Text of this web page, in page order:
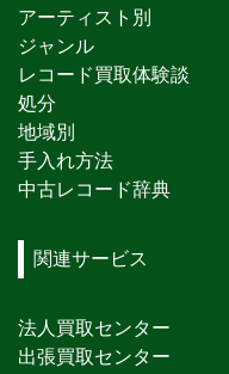
アーティスト別
ジャンル
レコード買取体験談
処分
地域別
手入れ方法
中古レコード辞典
関連サービス
法人買取センター
出張買取センター